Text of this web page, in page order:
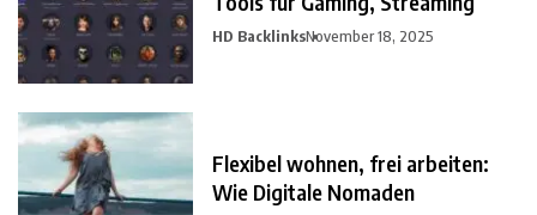
HD BacklinksNovember 18, 2025
Flexibel wohnen, frei arbeiten:
Wie Digitale Nomaden